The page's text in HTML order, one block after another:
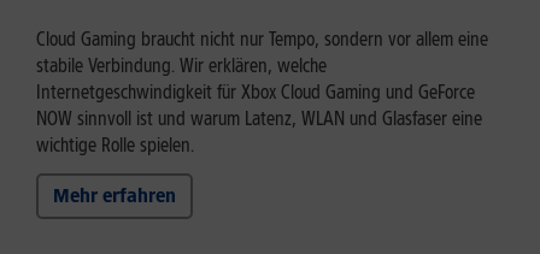
Cloud Gaming braucht nicht nur Tempo, sondern vor allem eine
stabile Verbindung. Wir erklären, welche
Internetgeschwindigkeit für Xbox Cloud Gaming und GeForce
NOW sinnvoll ist und warum Latenz, WLAN und Glasfaser eine
wichtige Rolle spielen.
Mehr erfahren